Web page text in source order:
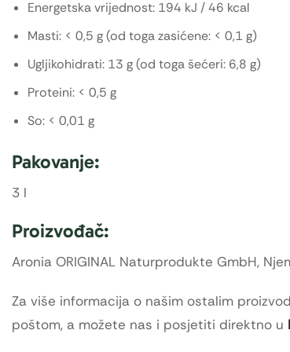
Energetska vrijednost: 194 kJ / 46 kcal
Masti: < 0,5 g (od toga zasićene: < 0,1 g)
Ugljikohidrati: 13 g (od toga šećeri: 6,8 g)
Proteini: < 0,5 g
So: < 0,01 g
Pakovanje:
3 l
Proizvođač:
Aronia ORIGINAL Naturprodukte GmbH,
Za više informacija o našim ostalim
poštom, a možete nas i posjetiti direktno u